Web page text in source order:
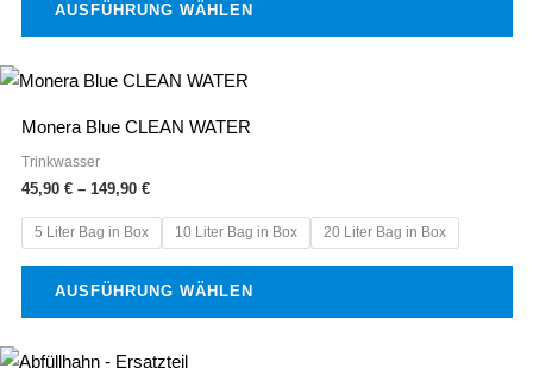
AUSFÜHRUNG WÄHLEN
auf
der
Produktseite
gewählt
werden
Monera Blue CLEAN WATER
Trinkwasser
45,90 € – 149,90 €
Preisspanne:
149,90 €
5 Liter Bag in Box 10 Liter Bag in Box 20 Liter Bag in Box
AUSFÜHRUNG WÄHLEN
Dieses
auf.
auf